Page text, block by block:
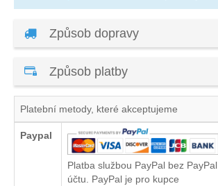
Způsob dopravy
Způsob platby
Platební metody, které akceptujeme
Paypal
Platba službou PayPal bez PayPal
účtu. PayPal je pro kupce